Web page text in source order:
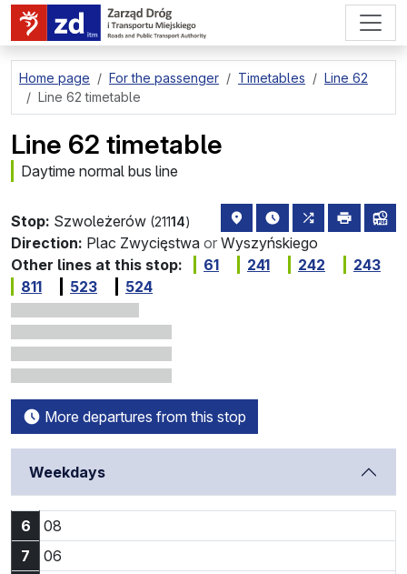
go to page content
Home page For the passenger Timetables
Line 62
Line 62 timetable
Line 62 timetable
Daytime normal bus line
Stop: Szwoleżerów (21114) stop location on the map
the nearest
all lines
print
Direction: Plac Zwycięstwa or Wyszyńskiego
Other lines at this stop:
61 241 242
243
811
523 524
More departures from this stop
Weekdays
6 08
7
06